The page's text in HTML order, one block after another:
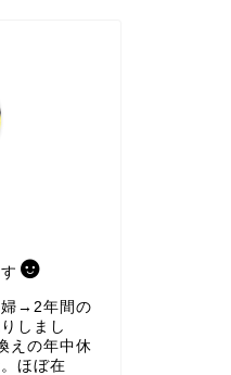
婦→2年間の
しまし
えの年中休
ほぼ在